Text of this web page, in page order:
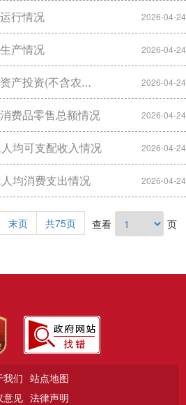
行情况 2026-04-24
产情况 2026-04-24
2026年1-3月西城区固定资产投资(不含农户)情况 2026-04-24
费品零售总额情况 2026-04-24
均可支配收入情况 2026-04-24
均消费支出情况 2026-04-24
末页 共75页 查看 页
我们 站点地图
意见 法律声明